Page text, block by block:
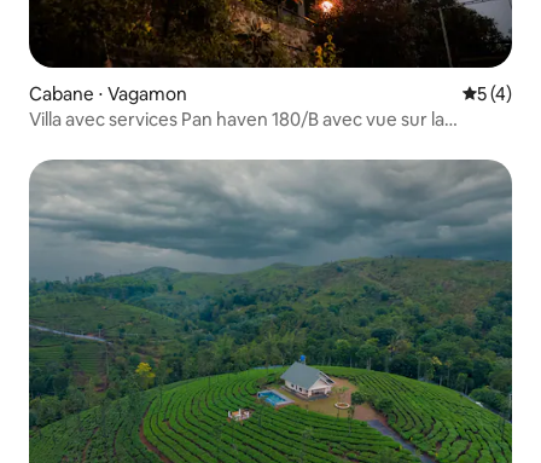
Cabane ⋅ Vagamon
5 (4)
Villa avec services Pan haven 180/B avec vue sur la